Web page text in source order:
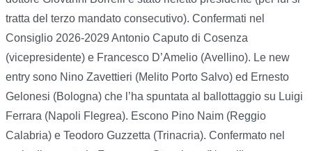
tratta del terzo mandato consecutivo). Confermati nel
Consiglio 2026-2029 Antonio Caputo di Cosenza
(vicepresidente) e Francesco D’Amelio (Avellino). Le new
entry sono Nino Zavettieri (Melito Porto Salvo) ed Ernesto
Gelonesi (Bologna) che l’ha spuntata al ballottaggio su Luigi
Ferrara (Napoli Flegrea). Escono Pino Naim (Reggio
Calabria) e Teodoro Guzzetta (Trinacria). Confermato nel